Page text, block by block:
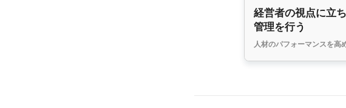
経営者の視点に立
管理を行う
人材のパフォーマンスを高